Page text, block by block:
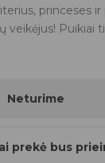
princeses ir
veikėjus! Puikiai
Neturime
prekė bus